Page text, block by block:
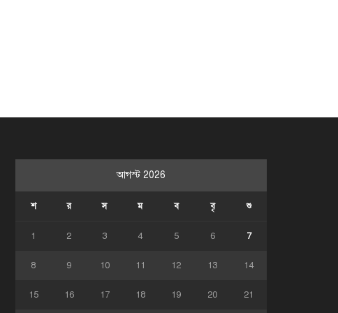
আগস্ট 2026
শ র স ম ব বৃ শু
1 2 3 4 5 6 7
8 9 10 11 12 13 14
15 16 17 18 19 20 21